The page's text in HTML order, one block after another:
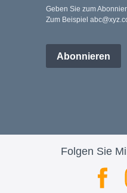
Geben Sie zum
Zum Beispiel
Abonnieren
Folgen Sie